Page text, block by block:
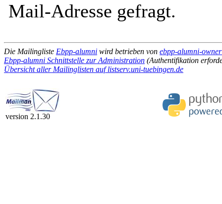
Mail-Adresse gefragt.
Die Mailingliste Ebpp-alumni wird betrieben von ebpp-alumni-
Ebpp-alumni Schnittstelle zur Administration (Authentifikation
Übersicht aller Mailinglisten auf listserv.uni-tuebingen.de
version 2.1.30